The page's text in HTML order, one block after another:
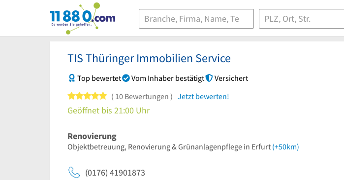
11880.com
TIS Thüringer Immobilien Service
Top bewertet Vom Inhaber bestätigt Versichert
5 von 5 Sternen
10 Bewertungen Jetzt bewerten!
Geöffnet bis 21:00 Uhr
Renovierung
Objektbetreuung, Renovierung & Grünanlagenpflege in Erfurt (+50km)
(0176) 41901873